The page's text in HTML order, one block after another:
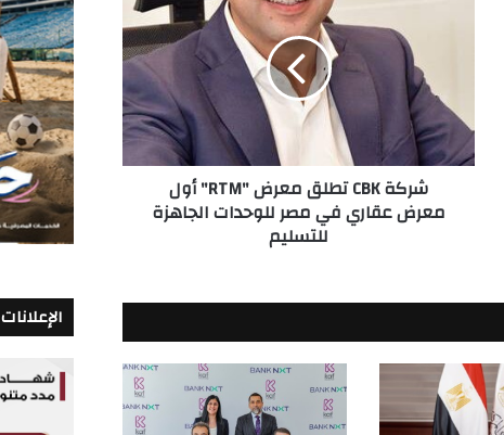
معرض
عقاري
في
للوحدات
شركة CBK تطلق معرض "RTM" أول
معرض عقاري في مصر للوحدات الجاهزة
للتسليم
الإعلانات